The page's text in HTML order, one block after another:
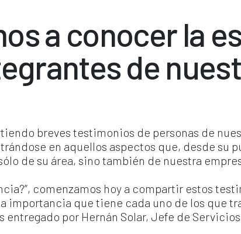
a conocer la
de
breves testimonios de personas de
en aquellos aspectos que, desde su
de su área, sino también de nuestra
comenzamos hoy a compartir estos
que tiene cada uno de los que
por Hernán Solar, Jefe de